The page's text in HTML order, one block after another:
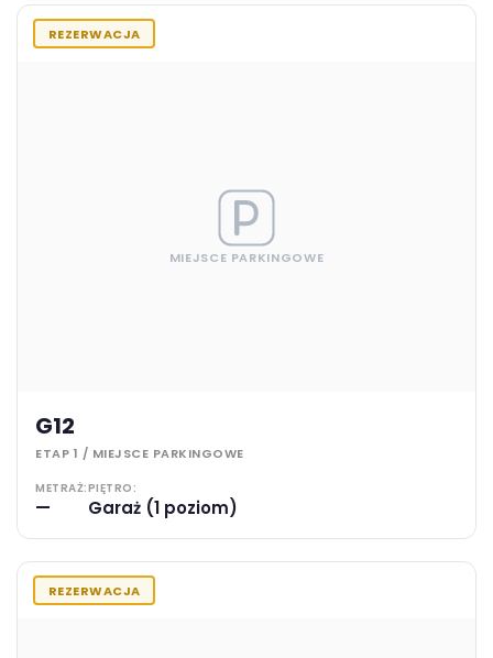
REZERWACJA
MIEJSCE PARKINGOWE
G12
ETAP 1 / MIEJSCE PARKINGOWE
METRAŻ:
—
PIĘTRO:
Garaż (1 poziom)
REZERWACJA